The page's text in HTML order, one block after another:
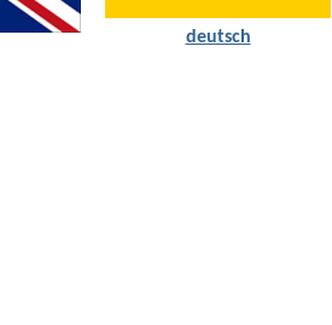
deutsch